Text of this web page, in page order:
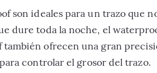
son ideales para un trazo que
dure toda la noche, el
ofrecen una gran
controlar el grosor del trazo.